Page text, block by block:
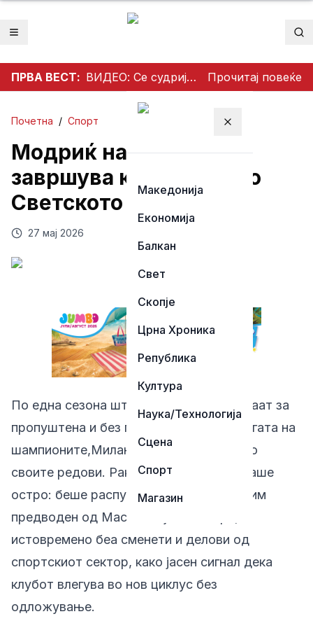
Отвори мени
ПРВА ВЕСТ: ВИДЕО: Се судрија патничко возило и камион на патот Гостивар – Страж Прочитај повеќе
Затвори мени
Македонија
Економија
Балкан
Свет
Скопје
Црна Хроника
Република
Култура
Наука/Технологија
Сцена
Спорт
Магазин
Почетна / Спорт
Модриќ најавено ја
завршува кариерата по
Светското првенство
27 мај 2026
По една сезона што во Милано ја сметаат за
пропуштена и без посакуван крај во Лигата на
шампионите,Милан започна чистење во
своите редови. Раководството реагираше
остро: беше распуштен тренерскиот тим
предводен од Масимилијано Алегри, а
истовремено беа сменети и делови од
спортскиот сектор, како јасен сигнал дека
клубот влегува во нов циклус без
одложување.